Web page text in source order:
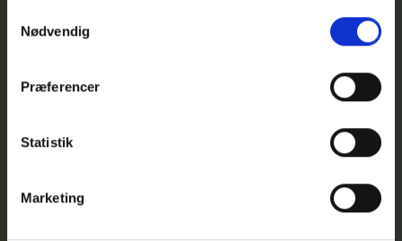
Nødvendig
Præferencer
Statistik
Marketing
"Fra første møde var det tydeligt,
at betterpeople ser hele mennesket – ikke kun
både det menneskelige og kulturelle blev
kontakte min dedikerede kontaktperson, hvilket gav
ro gennem en proces med cases, tests og